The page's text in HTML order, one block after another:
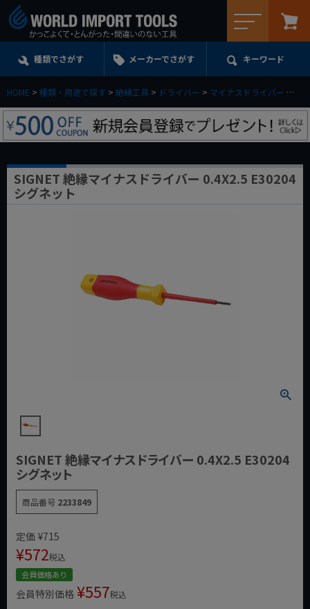
種類でさがす メーカーでさがす キーワード
HOME 種類・用途で探す 絶縁工具 ドライバー マイナスドライバー
SIGNET 絶縁マイナスドライバー 0.4X2.5 E30204
シグネット
SIGNET 絶縁マイナスドライバー 0.4X2.5 E30204
シグネット
商品番号 2233849
定価 ¥715
¥572税込
会員価格あり
会員特別価格 ¥557税込